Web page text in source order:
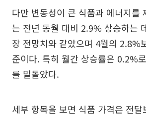
다만 변동성이 큰 식품과 에너지를
는 전년 동월 대비 2.9% 상승하는
장 전망치와 같았으며 4월의 2.8%
준이다. 특히 월간 상승률은 0.2%
를 밑돌았다.
세부 항목을 보면 식품 가격은 전